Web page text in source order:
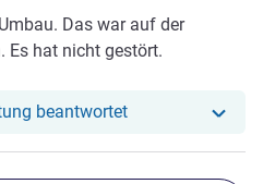
Das war auf der
Es hat nicht gestört.
beantwortetUnser Hotel hat